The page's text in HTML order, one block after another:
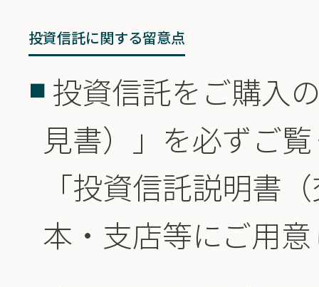
投資信託に関する留意点
投資信託をご購入
見書）」を必ずご
「投資信託説明書
本・支店等にご用